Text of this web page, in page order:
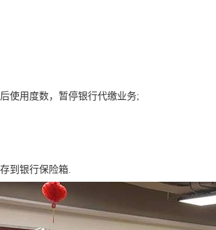
使用度数，暂停银行代缴业务;
到银行保险箱.